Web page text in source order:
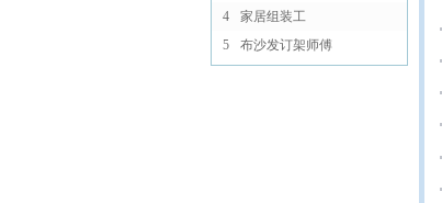
4
家居组装工
5
布沙发订架师傅